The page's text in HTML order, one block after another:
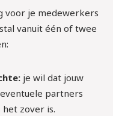
voor je medewerkers
vanuit één of twee
je wil dat jouw
partners
zover is.